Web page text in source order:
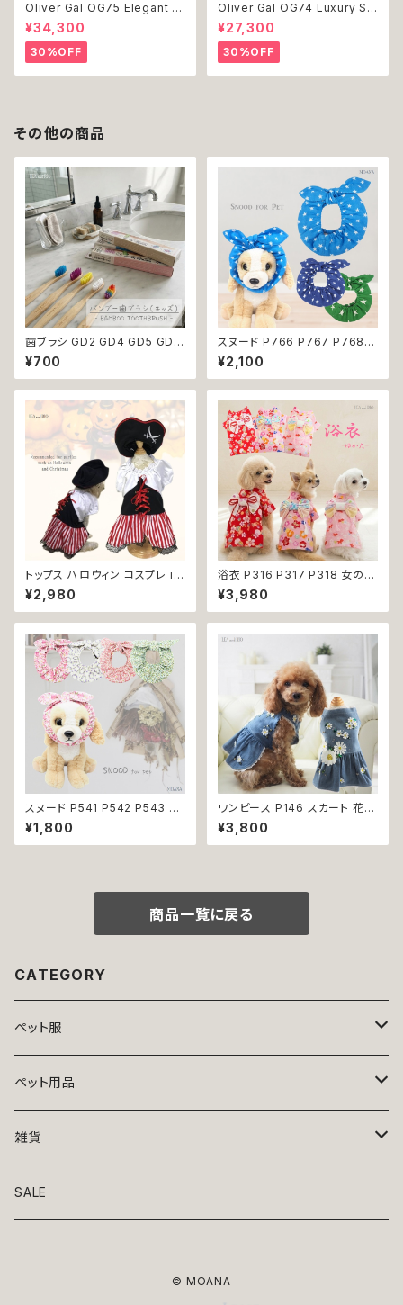
Oliver Gal OG75 Elegant E
ssentials Paris 絵 アート イ
ンテリア お祝い 贈り物 プレゼ
ント 結婚 新築 開店 周年 バー
スデイ 誕生日 ご褒美
¥34,300
30%OFF
Oliver Gal OG74 Luxury St
acked Shoes Rose Giftbo
x 絵 アート インテリア お祝い
贈り物 プレゼント 結婚 新築 開
店 周年 バースデイ 誕生日 ご褒
美
¥27,300
30%OFF
その他の商品
歯ブラシ GD2 GD4 GD5 GD6
GD8 ハンブー歯ブラシ THE H
UMBLE CO.キッズ 子ども バン
ブー 竹 口腔ケア 植物由来原料
¥700
スヌード P766 P767 P768
カチューシャ うさ耳 たれ耳 うさ
みみ ドッグウェア ドッグ ウェア
ドッグウエア 犬 猫 ペット 服 犬
犬 濡れ防止 汚れ防止 返品交換
不可
¥2,100
トップス ハロウィン コスプレ ir
o1 ワンピース 海賊 ハロパ パイ
レーツ コスチューム コス 仮装
dog cat ウェア ドッグ ウェア ド
犬洋服 犬の洋服 猫服 猫洋服
猫の洋服 洋服 かわいい 可愛い
おしゃれ 返品交換不可
¥2,980
浴衣 P316 P317 P318 女の子
レッド ベビー ピンク ドッグ ウェ
ア ドッグウエア 犬 猫 ペット 服
犬服 猫服 犬の服 猫の服 和装
子犬 仔犬 返品交換不可
¥3,980
スヌード P541 P542 P543 P5
44 カチューシャ 耳カバー 小花
模様 花 汚れ防止 濡れ防止 ドッ
グウェア ドッグ ウェア 犬 猫 ペ
¥1,800
ワンピース P146 スカート 花
ジャンスカ ドッグウエア ドック
ウェア 犬 猫 犬の服 猫の服 do
g ペット 服 小型犬 かわいい お
¥3,800
商品一覧に戻る
CATEGORY
ペット服
トップス
ニット
アロハ
ボトムス
ワンピース
ペット用品
ベッド
リード・首輪
雑貨
アート
SALE
© MOANA